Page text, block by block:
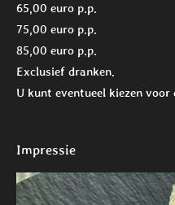
65,00 euro p.p.
75,00 euro p.p.
85,00 euro p.p.
Exclusief dranken.
U kunt eventueel kiezen voor
Impressie